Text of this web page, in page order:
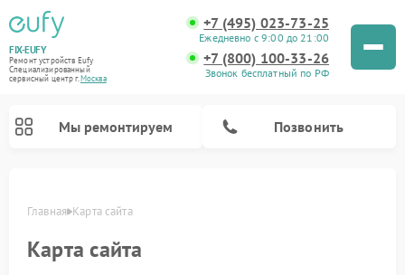
FIX-EUFY
Ремонт устройств Eufy
Специализированный
cервисный центр г.Москва
+7 (495) 023-73-25
Ежедневно с 9:00 до 21:00
+7 (800) 100-33-26
Звонок бесплатный по РФ
Мы ремонтируем Позвонить
Главная Карта сайта
Карта сайта